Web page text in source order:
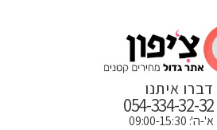
דברו איתנו
054-334-32-32
א'-ה': 09:00-15:30